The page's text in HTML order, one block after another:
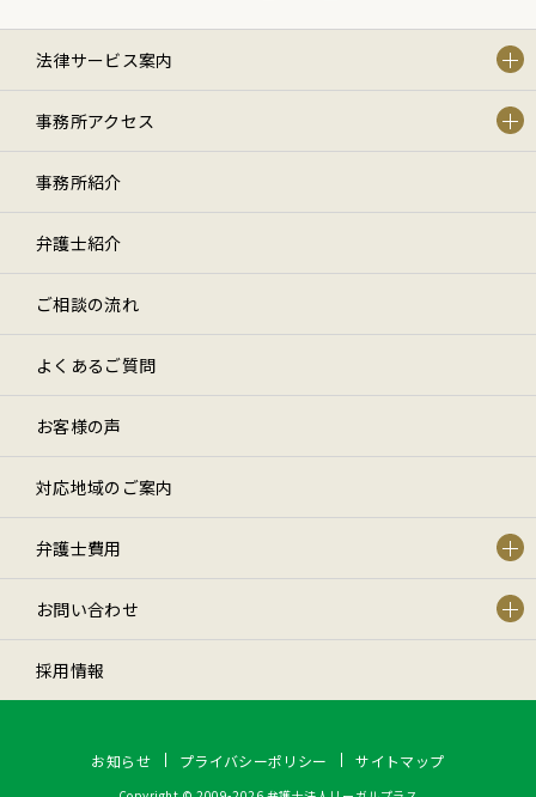
法律サービス案内
事務所アクセス
事務所紹介
弁護士紹介
ご相談の流れ
よくあるご質問
お客様の声
対応地域のご案内
弁護士費用
お問い合わせ
採用情報
お知らせ プライバシーポリシー サイトマップ